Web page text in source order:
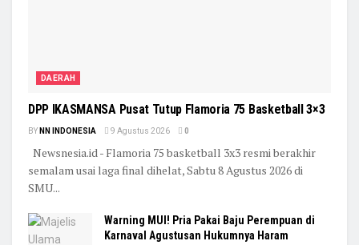
DAERAH
DPP IKASMANSA Pusat Tutup Flamoria 75 Basketball 3×3
BY NN INDONESIA 9 Agustus 2026 0
Newsnesia.id - Flamoria 75 basketball 3x3 resmi berakhir
semalam usai laga final dihelat, Sabtu 8 Agustus 2026 di
SMU...
Warning MUI! Pria Pakai Baju Perempuan di
Karnaval Agustusan Hukumnya Haram